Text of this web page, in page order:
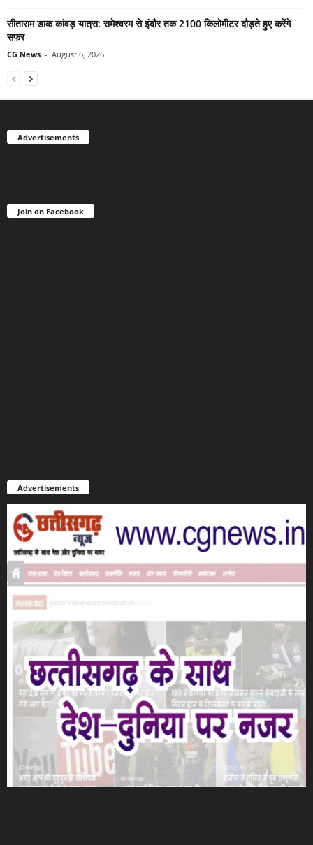
सीताराम डाक कांवड़ यात्रा: रामेश्वरम से इंदौर तक 2100 किलोमीटर दौड़ते हुए करेंगे
सफर
CG News - August 6, 2026
Advertisements
Join on Facebook
Advertisements